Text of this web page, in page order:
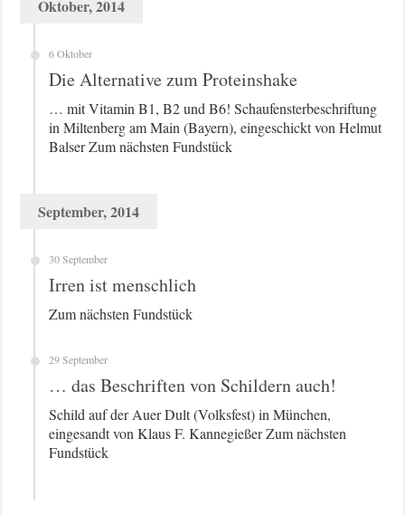
Oktober, 2014
6 Oktober
Die Alternative zum Proteinshake
… mit Vitamin B1, B2 und B6! Schaufensterbeschriftung
in Miltenberg am Main (Bayern), eingeschickt von Helmut
Balser Zum nächsten Fundstück
September, 2014
30 September
Irren ist menschlich
Zum nächsten Fundstück
29 September
… das Beschriften von Schildern auch!
Schild auf der Auer Dult (Volksfest) in München,
eingesandt von Klaus F. Kannegießer Zum nächsten
Fundstück